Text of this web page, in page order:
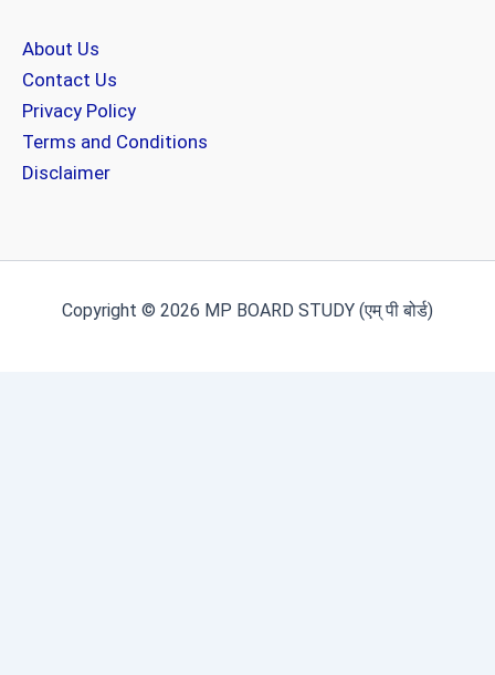
About Us
Contact Us
Privacy Policy
Terms and Conditions
Disclaimer
Copyright © 2026 MP BOARD STUDY (एम् पी बोर्ड)